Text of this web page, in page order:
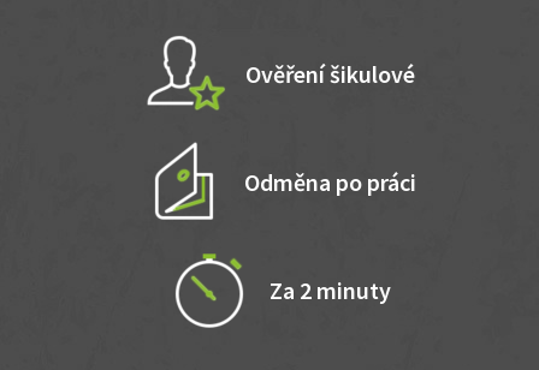
Ověření šikulové
Odměna po práci
Za 2 minuty